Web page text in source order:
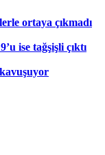
ortaya çıkmadı
ise tağşişli çıktı